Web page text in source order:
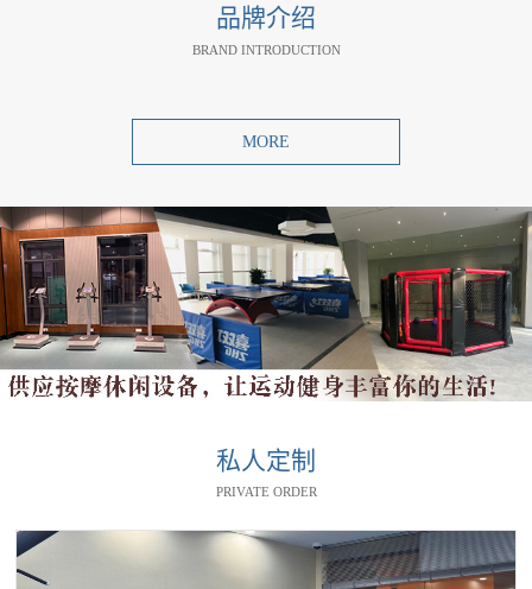
品牌介绍
BRAND INTRODUCTION
MORE
私人定制
PRIVATE ORDER